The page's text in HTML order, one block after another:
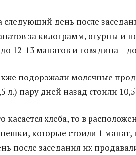
следующий день после
за килограмм, огурцы и
12-13 манатов и говядина –
подорожали молочные
л.) пару дней назад стоили
касается хлеба, то в
которые стоили 1
после заседания их